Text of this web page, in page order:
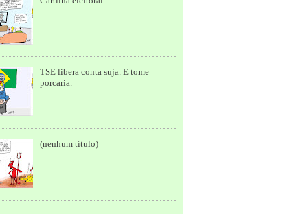
TSE libera conta suja. E tome
porcaria.
(nenhum título)